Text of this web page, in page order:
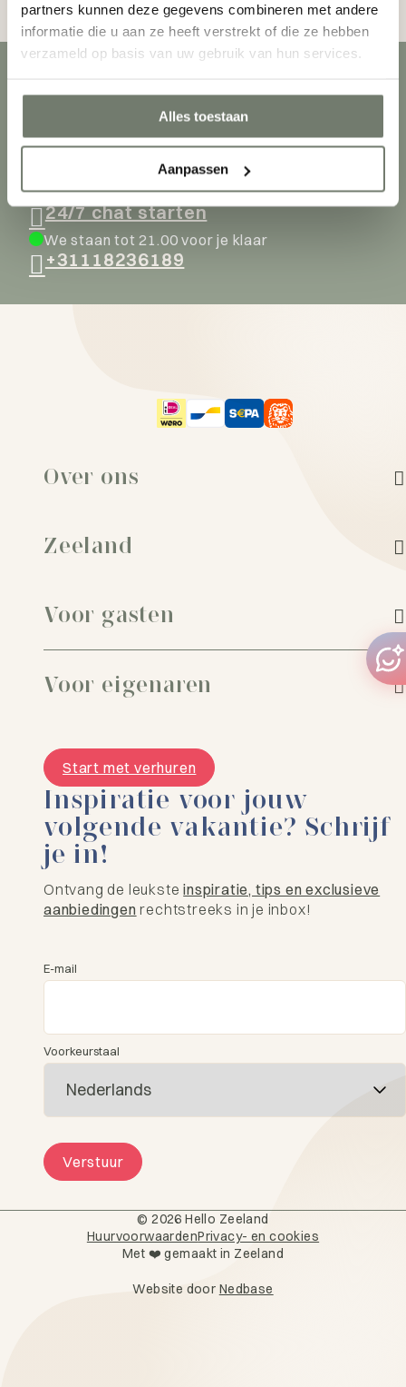
partners kunnen deze gegevens combineren met andere
informatie die u aan ze heeft verstrekt of die ze hebben
verzameld op basis van uw gebruik van hun services.
Alles toestaan
Aanpassen
4,5★ op basis van 1.200+ geveriefieerde reviews
Stel je vraag
aan onze
hosts
Via chat, we zijn online!
24/7 chat starten
We staan tot 21.00 voor je klaar
+31118236189
Over ons
Zeeland
Voor gasten
Voor eigenaren
Start met verhuren
Inspiratie voor jouw
volgende vakantie? Schrijf
je in!
Ontvang de leuksteinspiratie, tips en exclusieve
aanbiedingen rechtstreeks in je inbox!
E-mail
Voorkeurstaal
Verstuur
© 2026 Hello Zeeland
HuurvoorwaardenPrivacy- en cookies
Met ❤️ gemaakt in Zeeland
Website door Nedbase